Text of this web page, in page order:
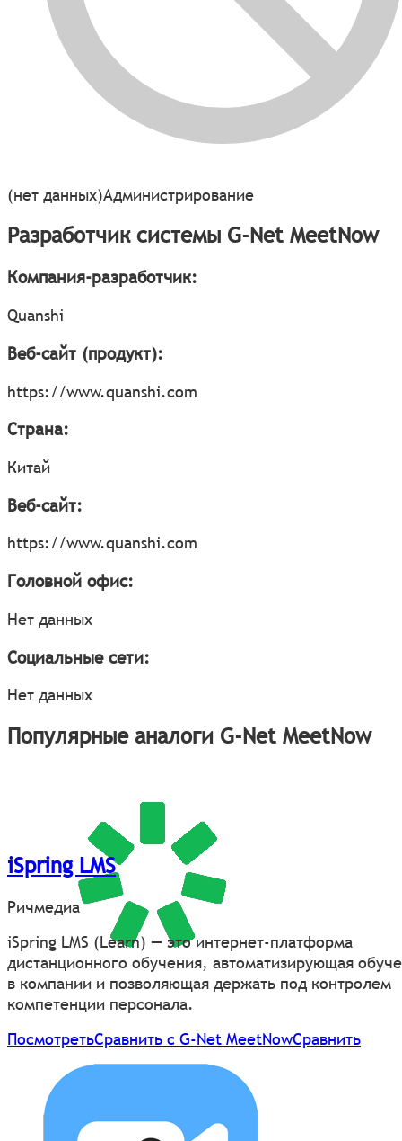
(нет данных)Администрирование
Разработчик системы G-Net MeetNow
Компания-разработчик:
Quanshi
Веб-сайт (продукт):
https://www.quanshi.com
Страна:
Китай
Веб-сайт:
https://www.quanshi.com
Головной офис:
Нет данных
Социальные сети:
Нет данных
Популярные аналоги G-Net MeetNow
iSpring LMS
Ричмедиа
iSpring LMS (Learn) — это интернет-платформа
дистанционного обучения, автоматизирующая
в компании и позволяющая держать под контролем
компетенции персонала.
ПосмотретьСравнить с G-Net MeetNowСравнить